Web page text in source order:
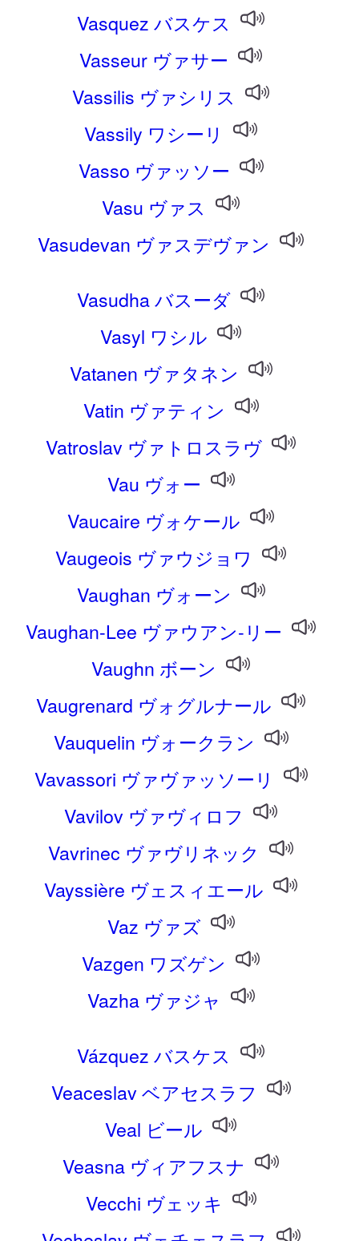
Vasquez バスケス
Vasseur ヴァサー
Vassilis ヴァシリス
Vassily ワシーリ
Vasso ヴァッソー
Vasu ヴァス
Vasudevan ヴァスデヴァン
Vasudha バスーダ
Vasyl ワシル
Vatanen ヴァタネン
Vatin ヴァティン
Vatroslav ヴァトロスラヴ
Vau ヴォー
Vaucaire ヴォケール
Vaugeois ヴァウジョワ
Vaughan ヴォーン
Vaughan-Lee ヴァウアン-リー
Vaughn ボーン
Vaugrenard ヴォグルナール
Vauquelin ヴォークラン
Vavassori ヴァヴァッソーリ
Vavilov ヴァヴィロフ
Vavrinec ヴァヴリネック
Vayssière ヴェスィエール
Vaz ヴァズ
Vazgen ワズゲン
Vazha ヴァジャ
Vázquez バスケス
Veaceslav ベアセスラフ
Veal ビール
Veasna ヴィアフスナ
Vecchi ヴェッキ